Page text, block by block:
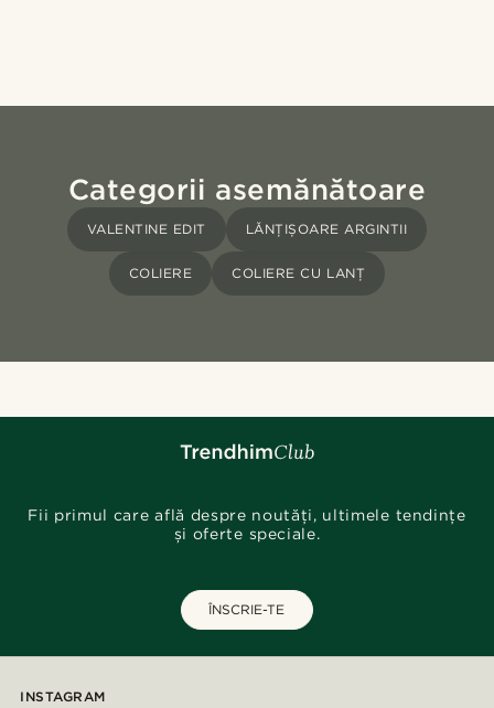
Categorii asemănătoare
VALENTINE EDIT LĂNȚIȘOARE ARGINTII
COLIERE COLIERE CU LANȚ
Fii primul care află despre noutăți, ultimele tendințe
și oferte speciale.
ÎNSCRIE-TE
INSTAGRAM